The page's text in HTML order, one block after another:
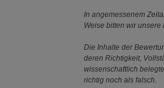
In angemessenem
Weise bitten wir
Die Inhalte der
deren Richtigkeit,
wissenschaftlich
richtig noch als falsch.